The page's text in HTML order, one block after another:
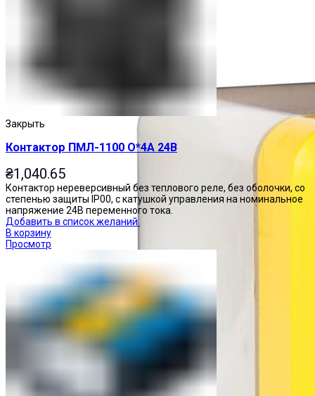
Закрыть
Контактор ПМЛ-1100 О*4А 24В
₴1,040.65
Контактор нереверсивный без теплового реле, без оболочки, со
степенью защиты IP00, с катушкой управления на номинальное
напряжение 24В переменного тока.
Добавить в список желаний
В корзину
Просмотр